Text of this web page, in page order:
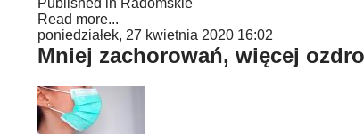
Published in Radomskie
Read more...
poniedziałek, 27 kwietnia 2020 16:02
Mniej zachorowań, więcej